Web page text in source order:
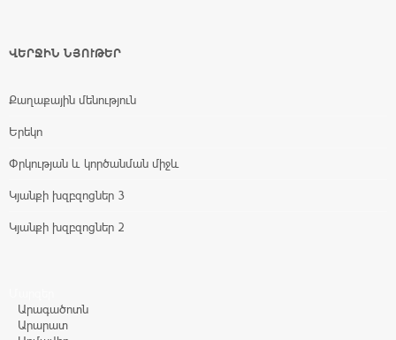
ՎԵՐՋԻՆ ՆՅՈՒԹԵՐ
Քաղաքային մենություն
Երեկո
Փրկության և կործանման միջև
Կյանքի խզբզոցներ 3
Կյանքի խզբզոցներ 2
Արագածոտն
Արարատ